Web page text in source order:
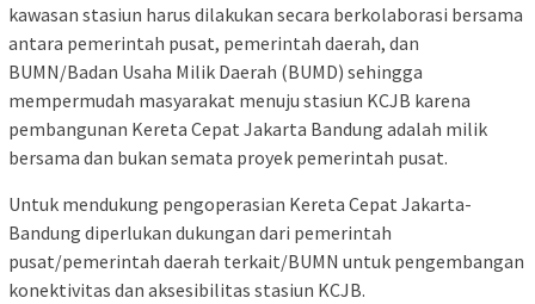
kawasan stasiun harus dilakukan secara berkolaborasi bersama
antara pemerintah pusat, pemerintah daerah, dan
BUMN/Badan Usaha Milik Daerah (BUMD) sehingga
mempermudah masyarakat menuju stasiun KCJB karena
pembangunan Kereta Cepat Jakarta Bandung adalah milik
bersama dan bukan semata proyek pemerintah pusat.
Untuk mendukung pengoperasian Kereta Cepat Jakarta-
Bandung diperlukan dukungan dari pemerintah
pusat/pemerintah daerah terkait/BUMN untuk pengembangan
konektivitas dan aksesibilitas stasiun KCJB.